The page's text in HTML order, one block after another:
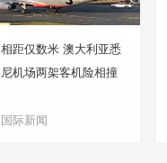
相距仅数米 澳大利亚悉
尼机场两架客机险相撞
国际新闻